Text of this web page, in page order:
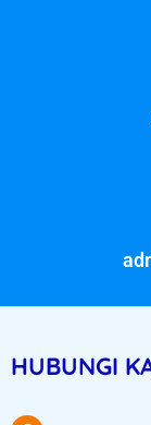
HUBUNGI